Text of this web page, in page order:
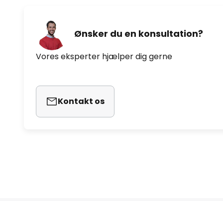
Ønsker du en konsultation?
Vores eksperter hjælper dig gerne
Kontakt os